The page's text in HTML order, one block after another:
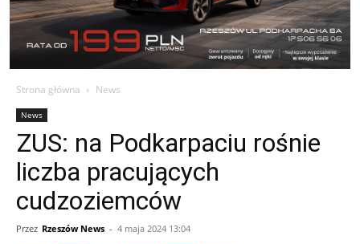
Strona główna News
News
ZUS: na Podkarpaciu rośnie
liczba pracujących
cudzoziemców
Przez Rzeszów News - 4 maja 2024 13:04